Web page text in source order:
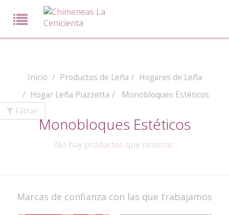
Filtrar
Inicio Productos de Leña
Hogares de Leña
Hogar Leña Piazzetta
Monobloques Estéticos
Monobloques Estéticos
No hay productos que mostrar.
Marcas de confianza con las que trabajamos